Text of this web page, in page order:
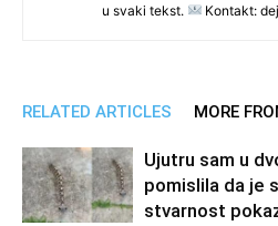
u svaki tekst.
Kontakt:
RELATED ARTICLES MORE
Ujutru sam u
pomislila da je
stvarnost